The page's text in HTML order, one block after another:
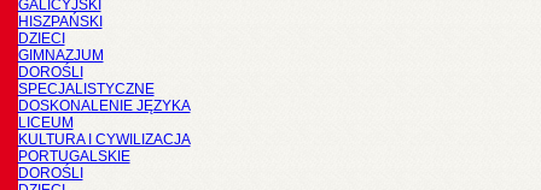
GALICYJSKI
HISZPAŃSKI
DZIECI
GIMNAZJUM
DOROŚLI
SPECJALISTYCZNE
DOSKONALENIE JĘZYKA
LICEUM
KULTURA I CYWILIZACJA
PORTUGALSKIE
DOROŚLI